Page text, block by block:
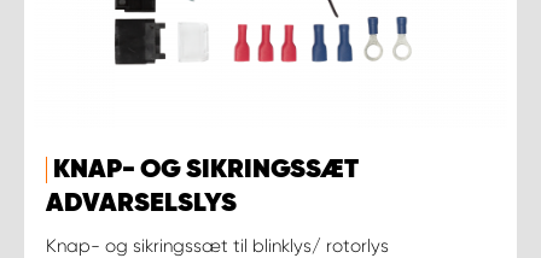
KNAP- OG SIKRINGSSÆT
ADVARSELSLYS
Knap- og sikringssæt til blinklys/ rotorlys